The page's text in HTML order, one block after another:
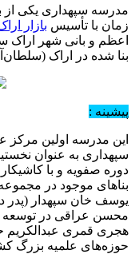
مدرسه سپهداری یکی از
زمان با تأسیس بازار
اعظم و بانی شهر اراک
بنا شده در اراک
پیشینه :
این مدرسه اولین
سپهداری به عنوان
دوره صفویه و با
بناهای موجود در
یوسف خان سپهدار (پدر
هجری قمری عبدالکریم
حوزه‌های علمیه بزرگ